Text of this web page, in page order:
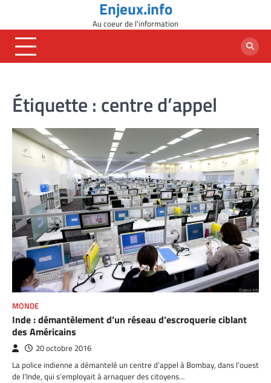
content
Enjeux.info
Au coeur de l'information
Étiquette : centre d’appel
MONDE
Inde : démantèlement d’un réseau d’escroquerie ciblant
des Américains
20 octobre 2016
La police indienne a démantelé un centre d’appel à Bombay, dans l’ouest
de l’Inde, qui s’employait à arnaquer des citoyens…